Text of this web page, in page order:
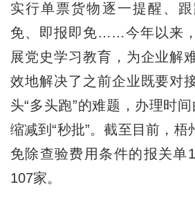
实行单票货物逐一提醒、
免、即报即免……今年以来
展党史学习教育，为企业解
效地解决了之前企业既要对
头“多头跑”的难题，办理时
缩减到“秒批”。截至目前，梧
免除查验费用条件的报关单
107家。